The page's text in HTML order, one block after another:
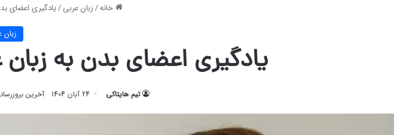
خانه/زبان عربی/یادگیری اعضای
زبان
یادگیری اعضای بدن به
تیم هایتاکی 24 آبان 1404 آخرین بروزرسانی: 28